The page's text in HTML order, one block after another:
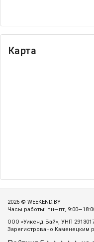
Карта
2026 © WEEKEND.BY
Часы работы: пн—пт,
ООО «Уикенд Бай», УНП
Зарегистровано Каменецким